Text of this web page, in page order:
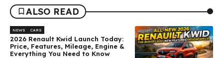
ALSO READ
NEWS CARS
2026 Renault Kwid Launch Today:
Price, Features, Mileage, Engine &
Everything You Need to Know